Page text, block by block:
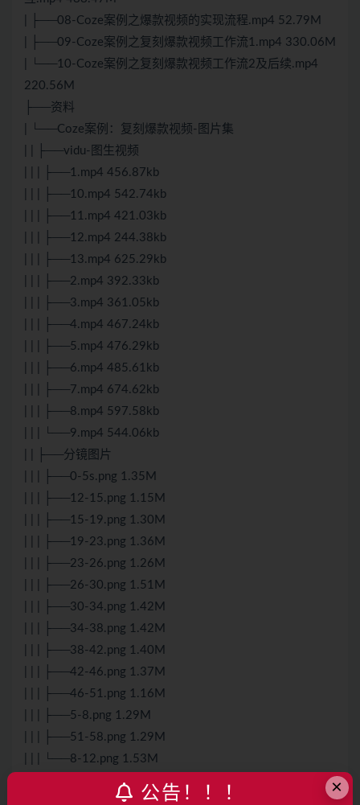
| ├──08-Coze案例之爆款视频的实现流程.mp4 52.79M
| ├──09-Coze案例之复刻爆款视频工作流1.mp4 330.06M
| └──10-Coze案例之复刻爆款视频工作流2及后续.mp4
220.56M
├──资料
| └──Coze案例：复刻爆款视频-图片集
| | ├──vidu-图生视频
| | | ├──1.mp4 456.87kb
| | | ├──10.mp4 542.74kb
| | | ├──11.mp4 421.03kb
| | | ├──12.mp4 244.38kb
| | | ├──13.mp4 625.29kb
| | | ├──2.mp4 392.33kb
| | | ├──3.mp4 361.05kb
| | | ├──4.mp4 467.24kb
| | | ├──5.mp4 476.29kb
| | | ├──6.mp4 485.61kb
| | | ├──7.mp4 674.62kb
| | | ├──8.mp4 597.58kb
| | | └──9.mp4 544.06kb
| | ├──分镜图片
| | | ├──0-5s.png 1.35M
| | | ├──12-15.png 1.15M
| | | ├──15-19.png 1.30M
| | | ├──19-23.png 1.36M
| | | ├──23-26.png 1.26M
| | | ├──26-30.png 1.51M
| | | ├──30-34.png 1.42M
| | | ├──34-38.png 1.42M
| | | ├──38-42.png 1.40M
| | | ├──42-46.png 1.37M
| | | ├──46-51.png 1.16M
| | | ├──5-8.png 1.29M
| | | ├──51-58.png 1.29M
| | | └──8-12.png 1.53M
| | └──剪映.png 1.12M
├──Coze案例：复刻爆款视频.pdf 72.16M
×
公告！！！